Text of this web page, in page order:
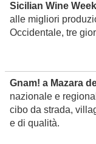
Sicilian Wine
alle migliori
Occidentale, tre
Gnam! a Mazara
nazionale e
cibo da strada,
e di qualità.